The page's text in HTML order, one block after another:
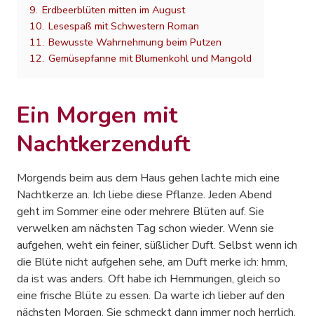
9. Erdbeerblüten mitten im August
10. Lesespaß mit Schwestern Roman
11. Bewusste Wahrnehmung beim Putzen
12. Gemüsepfanne mit Blumenkohl und Mangold
Ein Morgen mit
Nachtkerzenduft
Morgends beim aus dem Haus gehen lachte mich eine
Nachtkerze an. Ich liebe diese Pflanze. Jeden Abend
geht im Sommer eine oder mehrere Blüten auf. Sie
verwelken am nächsten Tag schon wieder. Wenn sie
aufgehen, weht ein feiner, süßlicher Duft. Selbst wenn ich
die Blüte nicht aufgehen sehe, am Duft merke ich: hmm,
da ist was anders. Oft habe ich Hemmungen, gleich so
eine frische Blüte zu essen. Da warte ich lieber auf den
nächsten Morgen. Sie schmeckt dann immer noch herrlich,